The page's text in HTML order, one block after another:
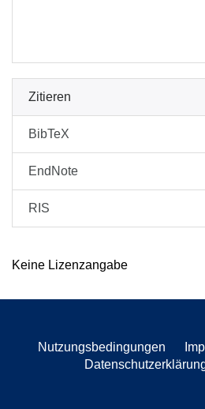
Zitieren
BibTeX
EndNote
RIS
Keine Lizenzangabe
Nutzungsbedingungen